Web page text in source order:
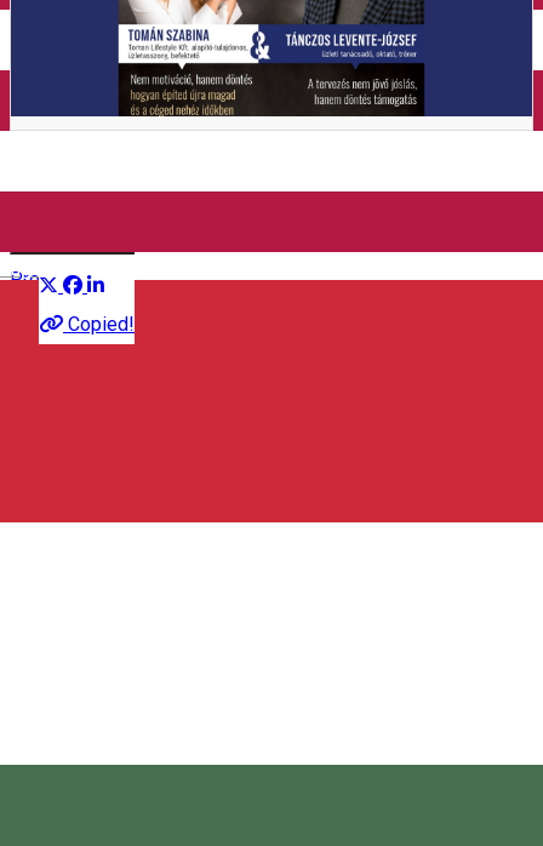
English
Închirieri auto
Închirieri de biciclete
Copied!
Prezentare